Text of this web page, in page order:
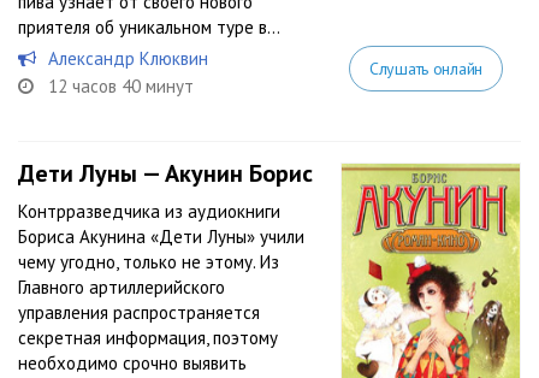
приятеля об уникальном туре в...
Александр Клюквин
12 часов 40 минут
Слушать онлайн
Дети Луны — Акунин Борис
Контрразведчика из аудиокниги
Бориса Акунина «Дети Луны» учили
чему угодно, только не этому. Из
Главного артиллерийского
управления распространяется
секретная информация, поэтому
необходимо срочно выявить